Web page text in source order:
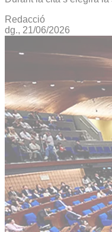
Redacció
dg., 21/06/2026